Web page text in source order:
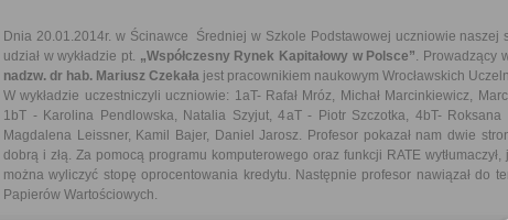
Dnia 20.01.2014r. w Ścinawce Średniej w Szkole Podstawowej uczniowie naszej
udział w wykładzie pt. „Współczesny Rynek Kapitałowy w Polsce”. Prowadzący
nadzw. dr hab. Mariusz Czekała jest pracownikiem naukowym Wrocławskich
W wykładzie uczestniczyli uczniowie: 1aT- Rafał Mróz, Michał Marcinkiewicz,
1bT - Karolina Pendlowska, Natalia Szyjut, 4aT - Piotr Szczotka, 4bT- Roksana
Magdalena Leissner, Kamil Bajer, Daniel Jarosz. Profesor pokazał nam dwie
dobrą i złą. Za pomocą programu komputerowego oraz funkcji RATE wytłumaczył,
można wyliczyć stopę oprocentowania kredytu. Następnie profesor nawiązał do
Papierów Wartościowych.